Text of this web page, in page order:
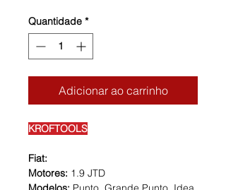
Quantidade *
Adicionar ao carrinho
KROFTOOLS
Fiat:
Motores: 1.9 JTD